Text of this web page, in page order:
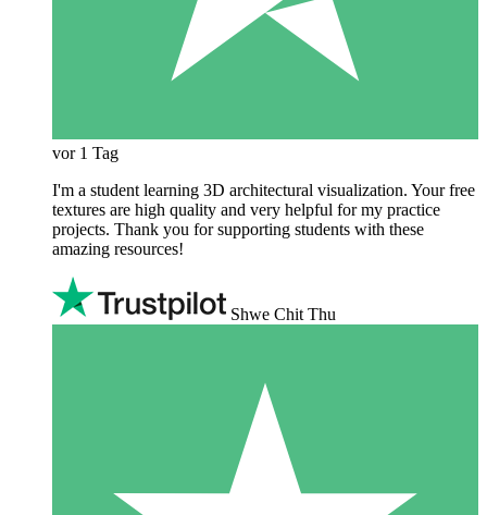
vor 1 Tag
I'm a student learning 3D architectural visualization. Your free
textures are high quality and very helpful for my practice
projects. Thank you for supporting students with these
amazing resources!
Shwe Chit Thu